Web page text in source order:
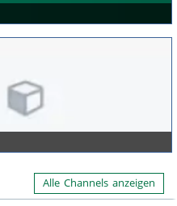
Alle Channels anzeigen